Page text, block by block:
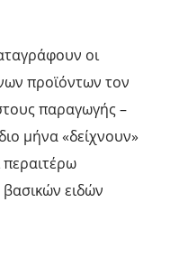
οι
προϊόντων τον
παραγωγής –
μήνα «δείχνουν»
περαιτέρω
ειδών